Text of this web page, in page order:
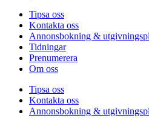
Tipsa oss
Kontakta oss
Annonsbokning &
Tidningar
Prenumerera
Om oss
Tipsa oss
Kontakta oss
Annonsbokning &